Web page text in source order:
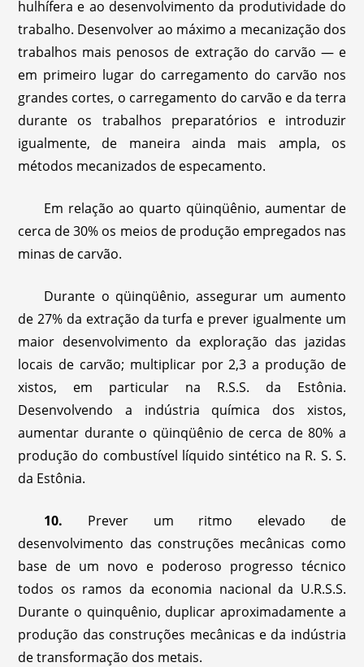
hulhífera e ao desenvolvimento da produtividade do
trabalho. Desenvolver ao máximo a mecanização dos
trabalhos mais penosos de extração do carvão — e
em primeiro lugar do carregamento do carvão nos
grandes cortes, o carregamento do carvão e da terra
durante os trabalhos preparatórios e introduzir
igualmente, de maneira ainda mais ampla, os
métodos mecanizados de especamento.
Em relação ao quarto qüinqüênio, aumentar de
cerca de 30% os meios de produção empregados nas
minas de carvão.
Durante o qüinqüênio, assegurar um aumento
de 27% da extração da turfa e prever igualmente um
maior desenvolvimento da exploração das jazidas
locais de carvão; multiplicar por 2,3 a produção de
xistos, em particular na R.S.S. da Estônia.
Desenvolvendo a indústria química dos xistos,
aumentar durante o qüinqüênio de cerca de 80% a
produção do combustível líquido sintético na R. S. S.
da Estônia.
10. Prever um ritmo elevado de
desenvolvimento das construções mecânicas como
base de um novo e poderoso progresso técnico
todos os ramos da economia nacional da U.R.S.S.
Durante o quinquênio, duplicar aproximadamente a
produção das construções mecânicas e da indústria
de transformação dos metais.